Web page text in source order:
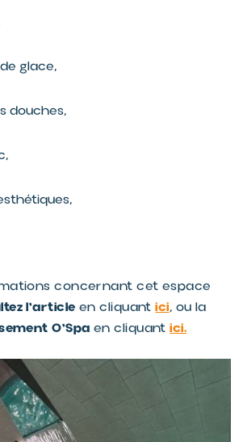
glace,
douches,
concernant cet espace
l'article en cliquantici, ou la
O'Spa en cliquant ici.